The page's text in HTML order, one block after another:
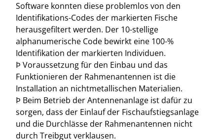
Software konnten diese problemlos von den
Identifikations-Codes der markierten Fische
herausgefiltert werden. Der 10-stellige
alphanumerische Code bewirkt eine 100-%
Identifikation der markierten Individuen.
Þ Voraussetzung für den Einbau und das
Funktionieren der Rahmenantennen ist die
Installation an nichtmetallischen Materialien.
Þ Beim Betrieb der Antennenanlage ist dafür zu
sorgen, dass der Einlauf der Fischaufstiegsanlage
und die Durchlässe der Rahmenantennen nicht
durch Treibgut verklausen.